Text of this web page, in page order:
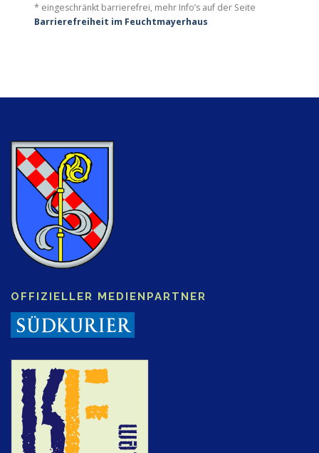
* eingeschränkt barrierefrei, mehr Info’s auf der Seite
Barrierefreiheit im Feuchtmayerhaus
OFFIZIELLER MEDIENPARTNER